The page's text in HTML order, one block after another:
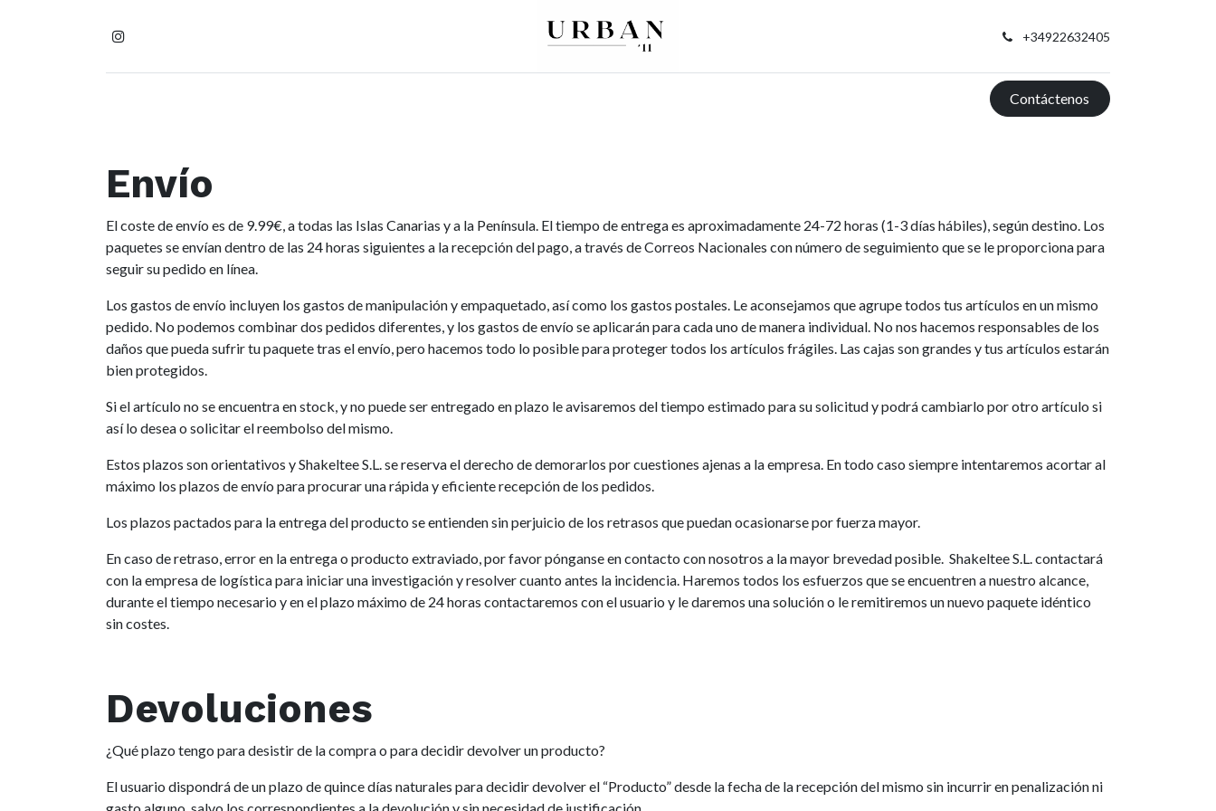
+34922632405
Contáctenos
Envío
El coste de envío es de 9.99€, a todas las Islas Canarias y a la Península. El tiempo de entrega es aproximadamente 24-72 horas (1-3 días hábiles), según destino. Los
paquetes se envían dentro de las 24 horas siguientes a la recepción del pago, a través de Correos Nacionales con número de seguimiento que se le proporciona para
seguir su pedido en línea.
Los gastos de envío incluyen los gastos de manipulación y empaquetado, así como los gastos postales. Le aconsejamos que agrupe todos tus artículos en un mismo
pedido. No podemos combinar dos pedidos diferentes, y los gastos de envío se aplicarán para cada uno de manera individual. No nos hacemos responsables de los
daños que pueda sufrir tu paquete tras el envío, pero hacemos todo lo posible para proteger todos los artículos frágiles. Las cajas son grandes y tus artículos estarán
bien protegidos.
Si el artículo no se encuentra en stock, y no puede ser entregado en plazo le avisaremos del tiempo estimado para su solicitud y podrá cambiarlo por otro artículo si
así lo desea o solicitar el reembolso del mismo.
Estos plazos son orientativos y Shakeltee S.L. se reserva el derecho de demorarlos por cuestiones ajenas a la empresa. En todo caso siempre intentaremos acortar al
máximo los plazos de envío para procurar una rápida y eficiente recepción de los pedidos.
Los plazos pactados para la entrega del producto se entienden sin perjuicio de los retrasos que puedan ocasionarse por fuerza mayor.
En caso de retraso, error en la entrega o producto extraviado, por favor pónganse en contacto con nosotros a la mayor brevedad posible. Shakeltee S.L. contactará
con la empresa de logística para iniciar una investigación y resolver cuanto antes la incidencia. Haremos todos los esfuerzos que se encuentren a nuestro alcance,
durante el tiempo necesario y en el plazo máximo de 24 horas contactaremos con el usuario y le daremos una solución o le remitiremos un nuevo paquete idéntico
sin costes.
Devoluciones
¿Qué plazo tengo para desistir de la compra o para decidir devolver un producto?
El usuario dispondrá de un plazo de quince días naturales para decidir devolver el “Producto” desde la fecha de la recepción del mismo sin incurrir en penalización ni